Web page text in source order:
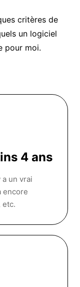
critères de
un logiciel
pour moi.
4 ans
un vrai
encore
etc.